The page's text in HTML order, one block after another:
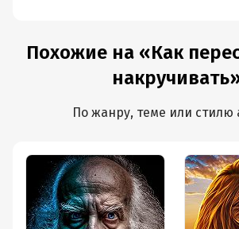
Похожие на «Как
По жанру, теме или стилю